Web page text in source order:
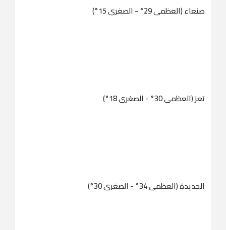
صنعاء (العظمى 29° - الصغرى 15°)
تعز (العظمى 30° - الصغرى 18°)
الحديدة (العظمى 34° - الصغرى 30°)